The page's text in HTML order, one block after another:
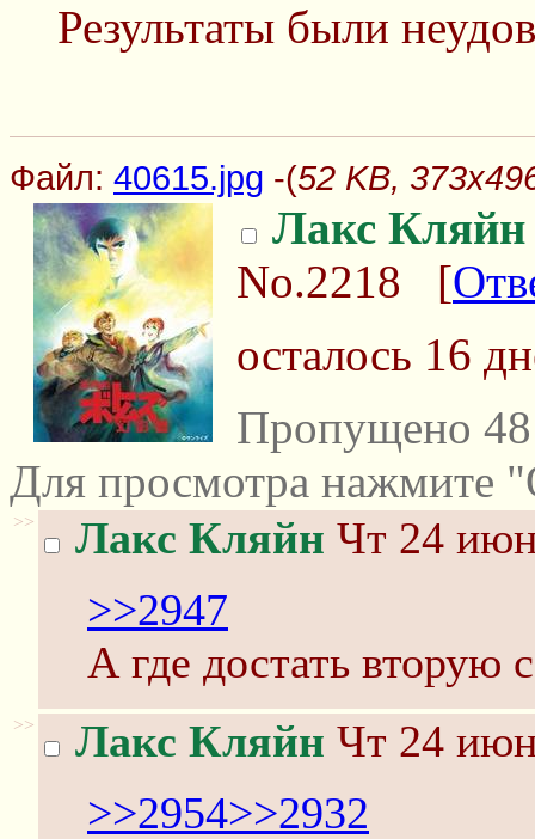
Результаты были
Файл: 40615.jpg -(52 KB,
Лакс Кляйн
No.2218 [
осталось 16
Пропущено
Для просмотра нажмите
>> Лакс Кляйн Чт 24
>>2947
А где достать вторую
>> Лакс Кляйн Чт 24
>>2954>>2932